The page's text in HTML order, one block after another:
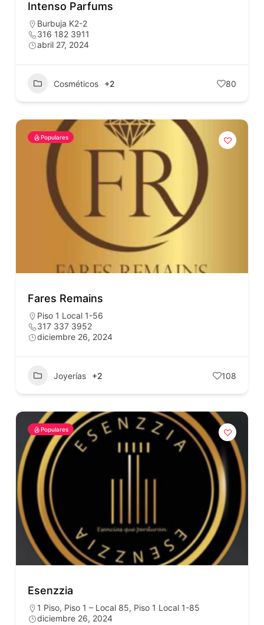
Intenso Parfums
Burbuja K2-2
316 182 3911
abril 27, 2024
Cosméticos +2 80
Populares
Fares Remains
Piso 1 Local 1-56
317 337 3952
diciembre 26, 2024
Joyerías +2 108
Populares
Esenzzia
1 Piso, Piso 1 – Local 85, Piso 1 Local 1-85
diciembre 26, 2024